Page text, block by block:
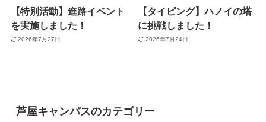
【特別活動】進路イベント
を実施しました！
2026年7月27日
【タイピング】ハノイの塔
に挑戦しました！
2026年7月24日
芦屋キャンパスのカテゴリー